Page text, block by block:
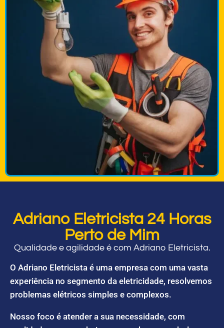
Adriano Eletricista 24 Horas
Perto de Mim
Qualidade e agilidade é com Adriano Eletricista.
O Adriano Eletricista é uma empresa com uma vasta
experiência no segmento da eletricidade, resolvemos
problemas elétricos simples e complexos.
Nosso foco é atender a sua necessidade, com